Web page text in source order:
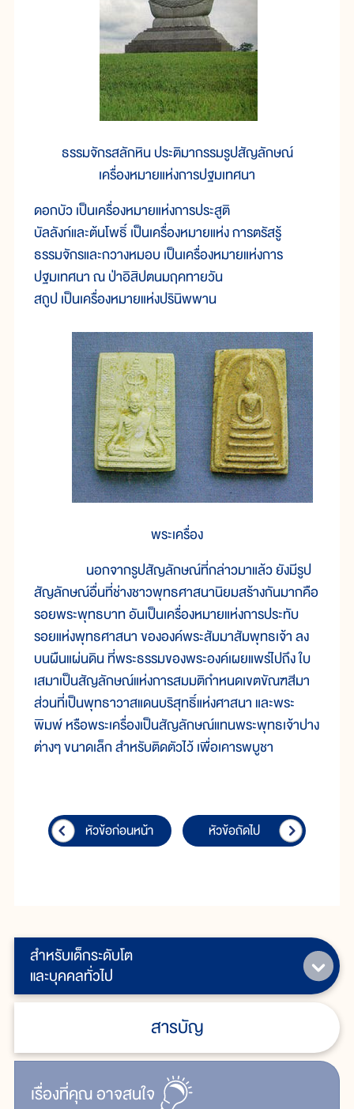
สำหรับเด็กระดับโต
และบุคคลทั่วไป
สารบัญ
เรื่ิองที่คุณอาจสนใจ
ธรรมจักรสลักหิน ประติมากรรมรูปสัญลักษณ์
เครื่องหมายแห่งการปฐมเทศนา
ดอกบัว เป็นเครื่องหมายแห่งการประสูติ
บัลลังก์และต้นโพธิ์ เป็นเครื่องหมายแห่ง การตรัสรู้
ธรรมจักรและกวางหมอบ เป็นเครื่องหมายแห่งการ
ปฐมเทศนา ณ ป่าอิสิปตนมฤคทายวัน
สถูป เป็นเครื่องหมายแห่งปรินิพพาน
พระเครื่อง
นอกจากรูปสัญลักษณ์ที่กล่าวมาแล้ว ยังมีรูป
สัญลักษณ์อื่นที่ช่างชาวพุทธศาสนานิยมสร้างกันมากคือ
รอยพระพุทธบาท อันเป็นเครื่องหมายแห่งการประทับ
รอยแห่งพุทธศาสนา ขององค์พระสัมมาสัมพุทธเจ้า ลง
บนผืนแผ่นดิน ที่พระธรรมของพระองค์เผยแพร่ไปถึง ใบ
เสมาเป็นสัญลักษณ์แห่งการสมมติกำหนดเขตขัณฑสีมา
ส่วนที่เป็นพุทธาวาสแดนบริสุทธิ์แห่งศาสนา และพระ
พิมพ์ หรือพระเครื่องเป็นสัญลักษณ์แทนพระพุทธเจ้าปาง
ต่างๆ ขนาดเล็ก สำหรับติดตัวไว้ เพื่อเคารพบูชา
หัวข้อก่อนหน้า หัวข้อถัดไป